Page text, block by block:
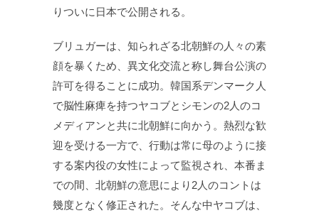
りついに日本で公開される。
ブリュガーは、知られざる北朝鮮の人々の素
顔を暴くため、異文化交流と称し舞台公演の
許可を得ることに成功。韓国系デンマーク人
で脳性麻痺を持つヤコブとシモンの2人のコ
メディアンと共に北朝鮮に向かう。熱烈な歓
迎を受ける一方で、行動は常に母のように接
する案内役の女性によって監視され、本番ま
での間、北朝鮮の意思により2人のコントは
幾度となく修正された。そんな中ヤコブは、